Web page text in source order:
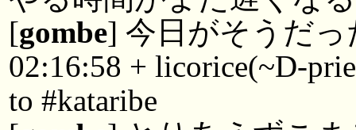
[gombe] 今日がそうだっ
02:16:58 + licorice(~D-
to #kataribe